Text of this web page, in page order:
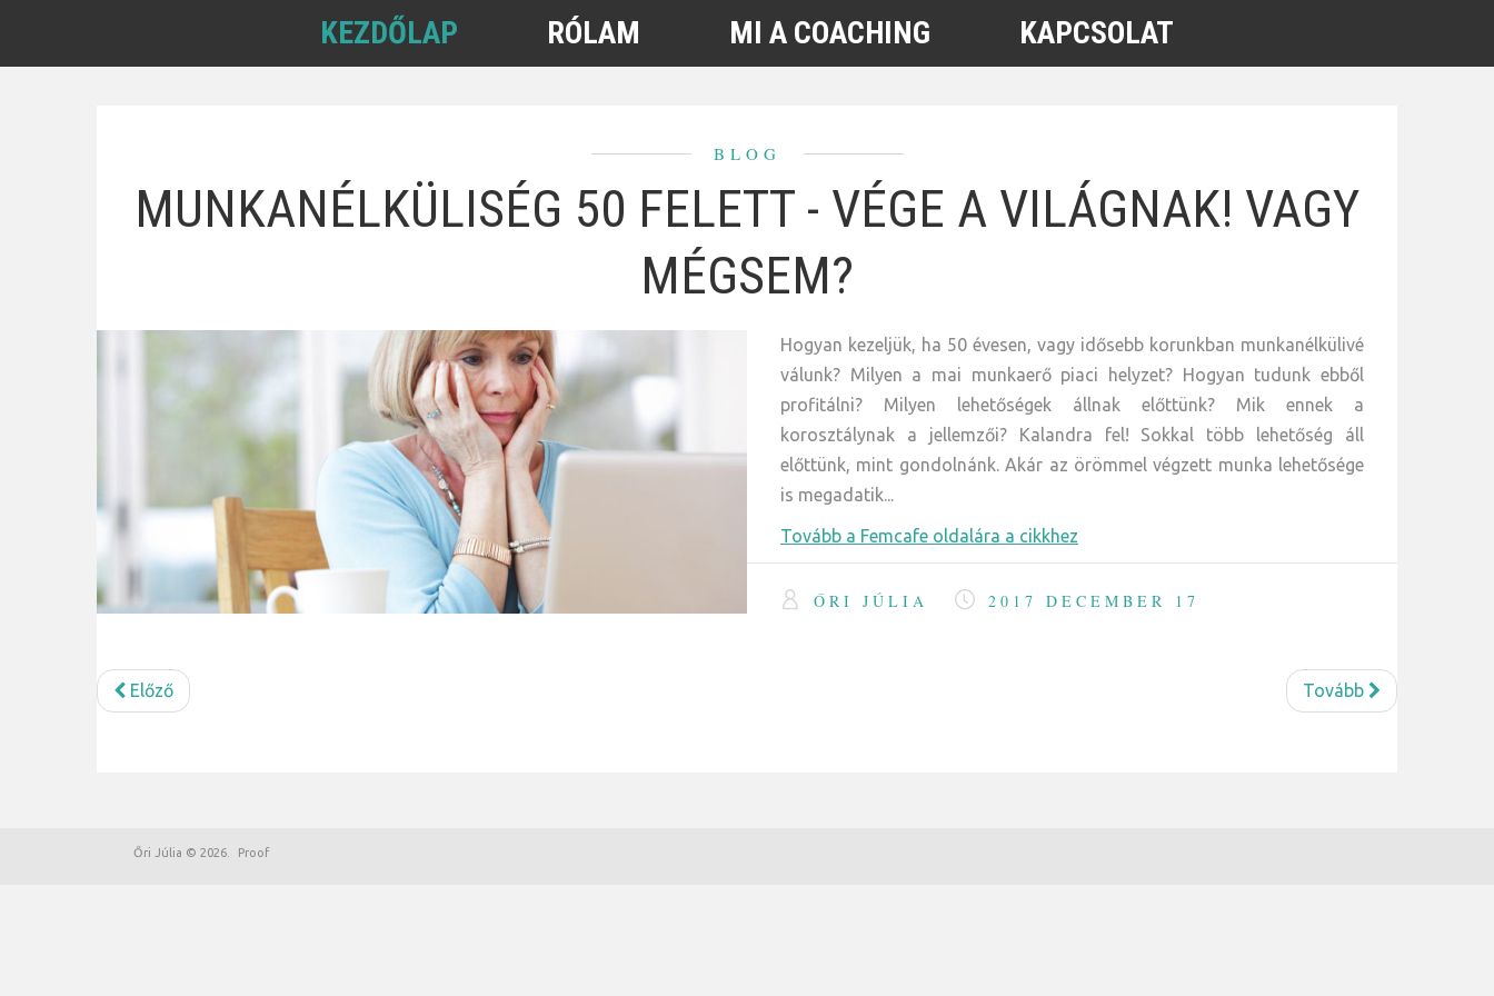
KEZDŐLAP RÓLAM MI A COACHING KAPCSOLAT
BLOG
MUNKANÉLKÜLISÉG 50 FELETT - VÉGE A VILÁGNAK! VAGY
MÉGSEM?
Hogyan kezeljük, ha 50 évesen, vagy idősebb korunkban munkanélkülivé
válunk? Milyen a mai munkaerő piaci helyzet? Hogyan tudunk ebből
profitálni? Milyen lehetőségek állnak előttünk? Mik ennek a
korosztálynak a jellemzői? Kalandra fel! Sokkal több lehetőség áll
előttünk, mint gondolnánk. Akár az örömmel végzett munka lehetősége
is megadatik...
Tovább a Femcafe oldalára a cikkhez
ŐRI JÚLIA 2017 DECEMBER 17
Előző Tovább
Őri Júlia © 2026 Proof